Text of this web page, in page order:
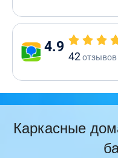
4.9
42отзывов
Каркасные